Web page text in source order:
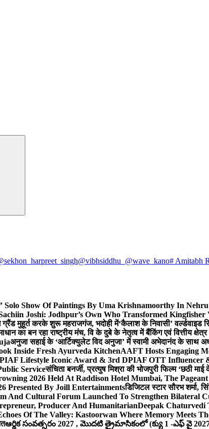
@vibhsiddhu_ @wave_kano# Amitabh
Solo Show Of Paintings By Uma Krishnamoorthy In
Joshi: Jodhpur’s Own Who Transformed
ग्रैंड मुहूर्त करके शुरू महराजगंज, भदोही में‘कैलाश के निवासी’ वर्ल्डवाइड
का बन रहा राष्ट्रीय मंच, वि के दुबे के नेतृत्व में बैंकिंग एवं वित्तीय
अनुजा सहाई के ‘आर्टिक्युलेट विद अनुजा’ में स्वामी अभेदानंद के साथ
Inside Fresh Ayurveda KitchenAAFT Hosts Engaging
Lifestyle Iconic Award & 3rd DPIAF OTT Influencer
Serviceसंचिता बनर्जी, प्रत्युष मिश्रा की भोजपुरी फिल्म ‘छठी
2026 Held At Raddison Hotel Mumbai, The
Presented By Joill Entertainmentsडिजिटल स्टार सौरभ शर्मा,
And Cultural Forum Launched To Strengthen Bilateral
Producer And HumanitarianDeepak Chaturvedi
Of The Valley: Kastoorwan Where Memory Meets
ఆర్థిక సంవత్సరం 2027 , మొదటి త్రైమాసికంలో (క్యు 1 -ఎఫ్ వై